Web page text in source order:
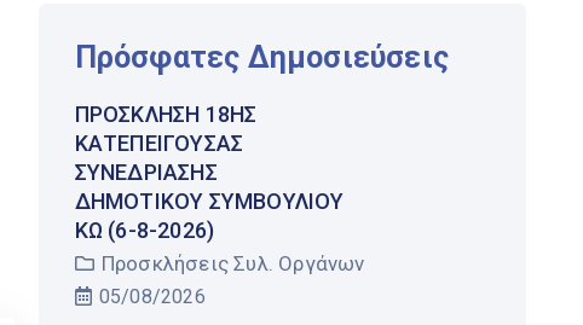
Πρόσφατες Δημοσιεύσεις
ΠΡΌΣΚΛΗΣΗ 18ΗΣ
ΚΑΤΕΠΕΊΓΟΥΣΑΣ
ΣΥΝΕΔΡΊΑΣΗΣ
ΔΗΜΟΤΙΚΟΎ ΣΥΜΒΟΥΛΊΟΥ
ΚΩ (6-8-2026)
Προσκλήσεις Συλ. Οργάνων
05/08/2026